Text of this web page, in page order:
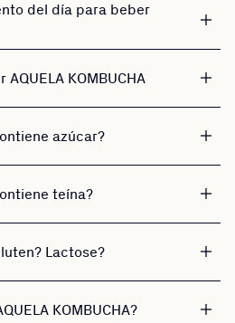
del día para beber
KOMBUCHA
azúcar?
teína?
Lactose?
KOMBUCHA?